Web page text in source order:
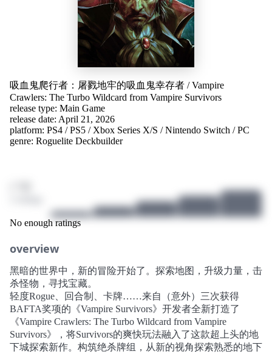
吸血鬼爬行者：屠戮地牢的吸血鬼幸存者 /Vampire
Crawlers: The Turbo Wildcard from Vampire Survivors
release type: Main Game
release date: April 21, 2026
platform: PS4 /PS5 / Xbox Series X/S /Nintendo Switch /PC
genre: Roguelite Deckbuilder
No enough ratings
overview
黑暗的世界中，新的冒险开始了。探索地图，升级力量，击
杀怪物，寻找宝藏。
轻度Rogue、回合制、卡牌……来自（意外）三次获得
BAFTA奖项的《Vampire Survivors》开发者全新打造了
《Vampire Crawlers: The Turbo Wildcard from Vampire
Survivors》，将Survivors的爽快玩法融入了这款超上头的地
下城探索新作。构筑绝杀牌组，从新的视角探索熟悉的地下